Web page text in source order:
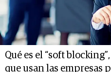
Qué es el “soft
que usan las empresas